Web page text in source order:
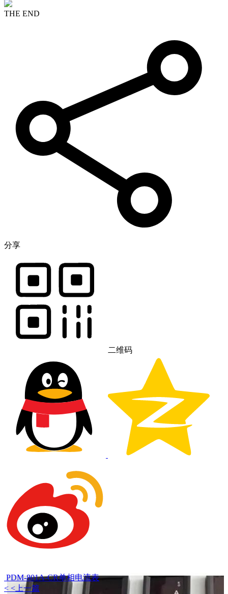
THE END
分享
二维码
PDM-801A-CR单相电流表
< <上一篇